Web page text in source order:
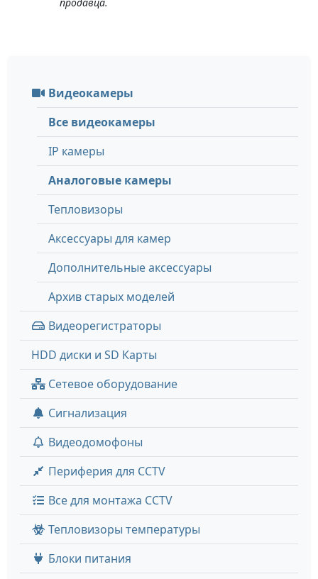
Видеокамеры
Все видеокамеры
IP камеры
Аналоговые камеры
Тепловизоры
Аксессуары для камер
Дополнительные аксессуары
Архив старых моделей
Видеорегистраторы
HDD диски и SD Карты
Сетевое оборудование
Сигнализация
Видеодомофоны
Периферия для CCTV
Все для монтажа CCTV
Тепловизоры температуры
Блоки питания